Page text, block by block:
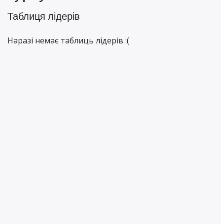
Таблиця лідерів
Наразі немає таблиць лідерів :(